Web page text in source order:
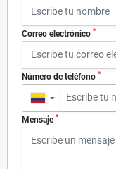
Correo electrónico *
Número de teléfono *
▼
Mensaje *